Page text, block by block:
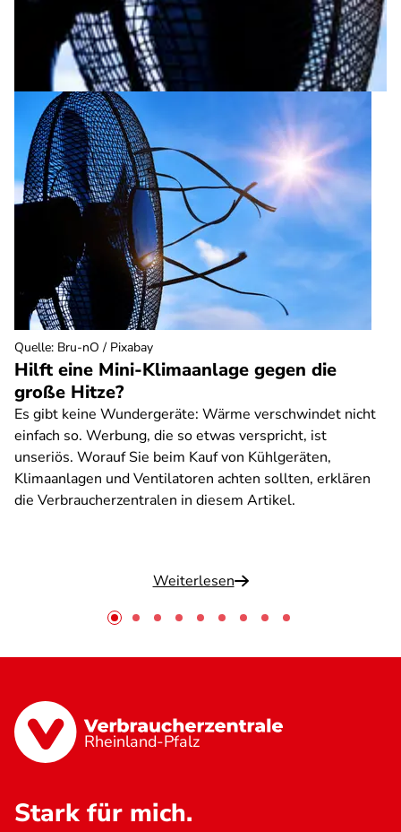
Hilft eine Mini-Klimaanlage gegen die
große Hitze?
Es gibt keine Wundergeräte: Wärme verschwindet nicht
einfach so. Werbung, die so etwas verspricht, ist
unseriös. Worauf Sie beim Kauf von Kühlgeräten,
Klimaanlagen und Ventilatoren achten sollten, erklären
die Verbraucherzentralen in diesem Artikel.
Weiterlesen
Quelle: Bru-nO / Pixabay
Rheinland-Pfalz
Stark für mich.